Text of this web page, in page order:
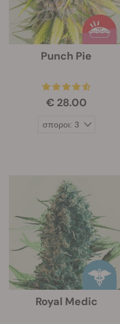
Punch Pie
€ 28.00
Royal Medic